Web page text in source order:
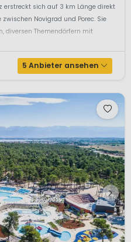
erstreckt sich auf 3 km Länge direkt
Novigrad und Porec. Sie
diversen Themendörfern mit
5 Anbieter ansehen